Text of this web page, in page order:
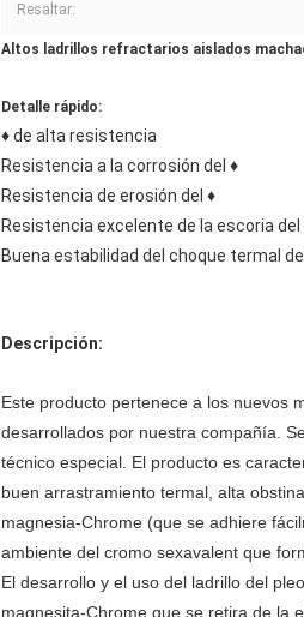
Resaltar:
Altos ladrillos refractarios aislados
Detalle rápido:
♦ de alta resistencia
Resistencia a la corrosión del ♦
Resistencia de erosión del ♦
Resistencia excelente de la escoria del
Buena estabilidad del choque termal
Descripción:
Este producto pertenece a los nuevos
desarrollados por nuestra compañía.
técnico especial. El producto es
buen arrastramiento termal, alta
magnesia-Chrome (que se adhiere
ambiente del cromo sexavalent que
El desarrollo y el uso del ladrillo del
magnesita-Chrome que se retira de la